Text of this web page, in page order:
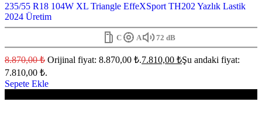
235/55 R18 104W XL Triangle EffeXSport TH202 Yazlık Lastik
2024 Üretim
C A 72 dB
8.870,00₺ Orijinal fiyat: 8.870,00 ₺.7.810,00 ₺Şu andaki fiyat:
7.810,00 ₺.
Sepete Ekle